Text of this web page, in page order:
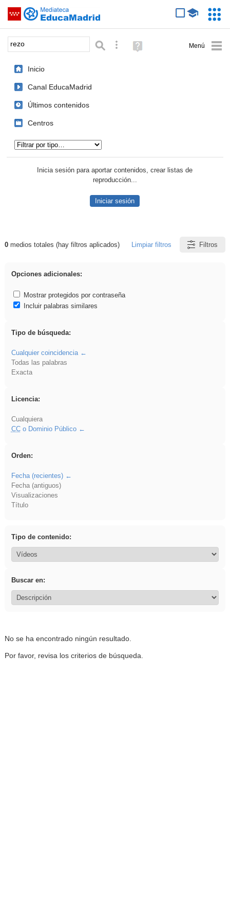
Saltar navegación
Palabra o frase: Búsqueda avanzada
Ayuda
(en
Inicio
Canal EducaMadrid
Últimos contenidos
Centros
Inicia sesión para aportar contenidos, crear listas de
reproducción...
Iniciar sesión
Resultados de: rezo
0medios totales (hay filtros aplicados) Limpiar filtros Filtros
Opciones adicionales:
Mostrar protegidos por contraseña
Incluir palabras similares
Tipo de búsqueda:
Cualquier coincidencia
Todas las palabras
Exacta
Licencia:
Cualquiera
CCo Dominio Público
Orden:
Fecha (recientes)
Fecha (antiguos)
Visualizaciones
Título
Tipo de contenido:
Buscar en:
No se ha encontrado ningún resultado.
Por favor, revisa los criterios de búsqueda.